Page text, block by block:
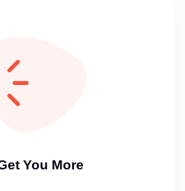
You More